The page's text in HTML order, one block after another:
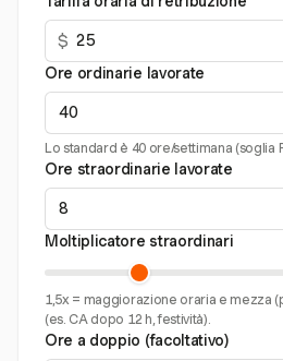
$
Ore ordinarie lavorate
Lo standard è 40 ore/settimana (soglia
Ore straordinarie lavorate
Moltiplicatore straordinari
1,5x = maggiorazione oraria e mezza
(es. CA dopo 12 h, festività).
Ore a doppio (facoltativo)